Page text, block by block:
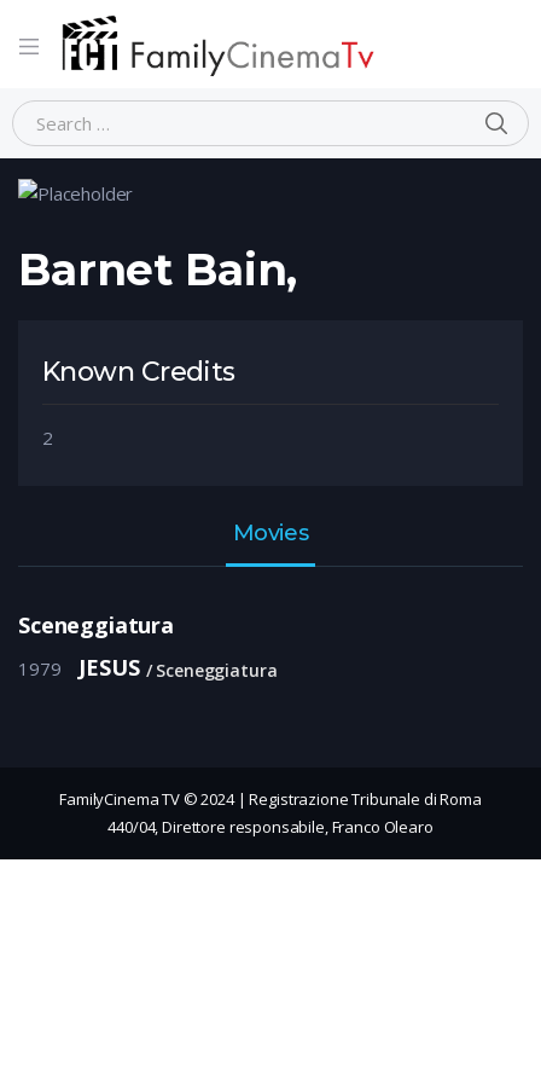
Home Person Barnet Bain,
Barnet Bain,
Known Credits
2
Movies
Sceneggiatura
1979 JESUS Sceneggiatura
FamilyCinema TV © 2024 | Registrazione Tribunale di Roma
440/04, Direttore responsabile, Franco Olearo